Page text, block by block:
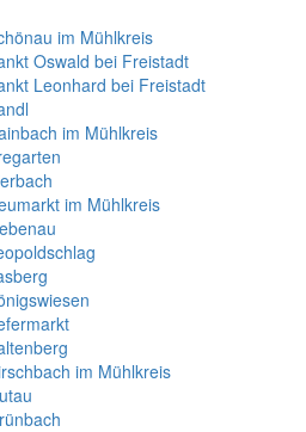
im Mühlkreis
Oswald bei Freistadt
Leonhard bei Freistadt
im Mühlkreis
im Mühlkreis
im Mühlkreis